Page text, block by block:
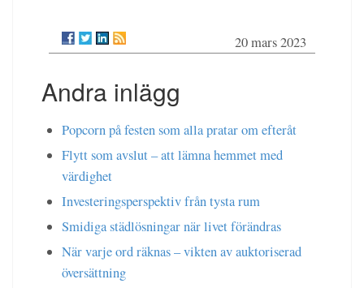
20 mars 2023
Andra inlägg
Popcorn på festen som alla pratar om efteråt
Flytt som avslut – att lämna hemmet med
värdighet
Investeringsperspektiv från tysta rum
Smidiga städlösningar när livet förändras
När varje ord räknas – vikten av auktoriserad
översättning